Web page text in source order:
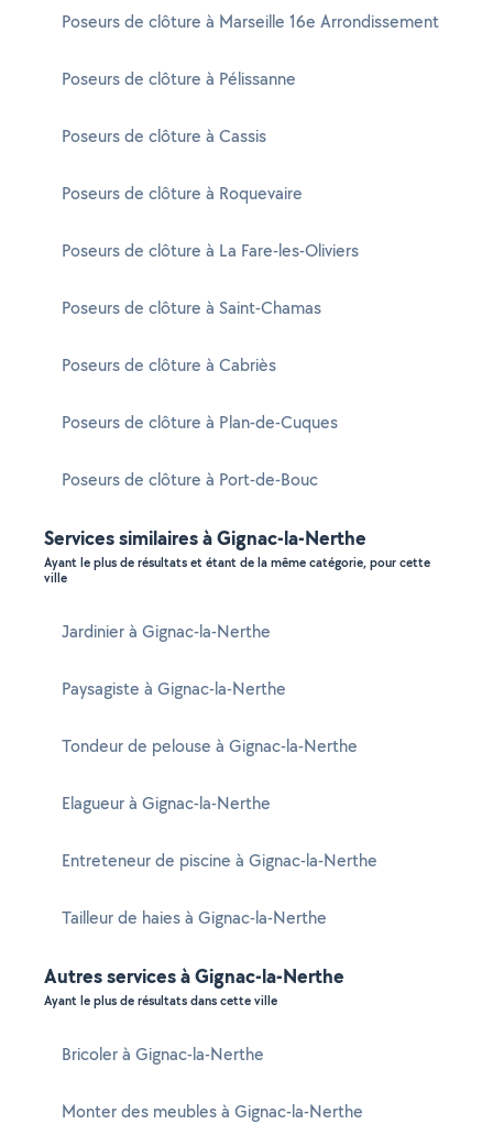
Poseurs de clôture à Marseille 16e Arrondissement
Poseurs de clôture à Pélissanne
Poseurs de clôture à Cassis
Poseurs de clôture à Roquevaire
Poseurs de clôture à La Fare-les-Oliviers
Poseurs de clôture à Saint-Chamas
Poseurs de clôture à Cabriès
Poseurs de clôture à Plan-de-Cuques
Poseurs de clôture à Port-de-Bouc
Services similaires à Gignac-la-Nerthe
Ayant le plus de résultats et étant de la même catégorie, pour cette
ville
Jardinier à Gignac-la-Nerthe
Paysagiste à Gignac-la-Nerthe
Tondeur de pelouse à Gignac-la-Nerthe
Elagueur à Gignac-la-Nerthe
Entreteneur de piscine à Gignac-la-Nerthe
Tailleur de haies à Gignac-la-Nerthe
Autres services à Gignac-la-Nerthe
Ayant le plus de résultats dans cette ville
Bricoler à Gignac-la-Nerthe
Monter des meubles à Gignac-la-Nerthe